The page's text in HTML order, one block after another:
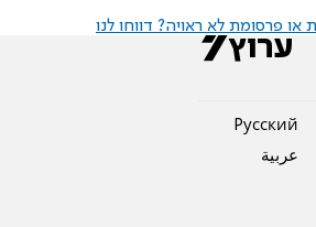
פרסומת לא ראויה? דווחו לנו
Pусский
عربية